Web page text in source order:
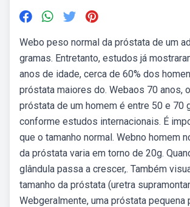
Webo peso normal da próstata de um
gramas. Entretanto, estudos já
anos de idade, cerca de 60% dos
próstata maiores do. Webaos 70 anos,
próstata de um homem é entre 50 e 70
conforme estudos internacionais. É
que o tamanho normal. Webno homem
da próstata varia em torno de 20g.
glândula passa a crescer,. Também
tamanho da próstata (uretra
Webgeralmente, uma próstata pequena